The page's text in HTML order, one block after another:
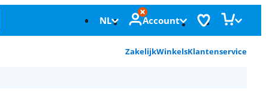
NL Account
ZakelijkWinkelsKlantenservice